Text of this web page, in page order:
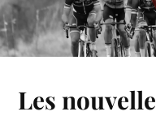
Les